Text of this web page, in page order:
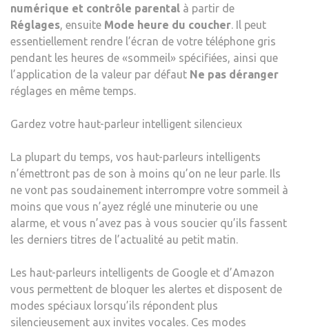
numérique et contrôle parental à partir de
Réglages, ensuite Mode heure du coucher. Il peut
essentiellement rendre l’écran de votre téléphone gris
pendant les heures de «sommeil» spécifiées, ainsi que
l’application de la valeur par défaut Ne pas déranger
réglages en même temps.
Gardez votre haut-parleur intelligent silencieux
La plupart du temps, vos haut-parleurs intelligents
n’émettront pas de son à moins qu’on ne leur parle. Ils
ne vont pas soudainement interrompre votre sommeil à
moins que vous n’ayez réglé une minuterie ou une
alarme, et vous n’avez pas à vous soucier qu’ils fassent
les derniers titres de l’actualité au petit matin.
Les haut-parleurs intelligents de Google et d’Amazon
vous permettent de bloquer les alertes et disposent de
modes spéciaux lorsqu’ils répondent plus
silencieusement aux invites vocales. Ces modes